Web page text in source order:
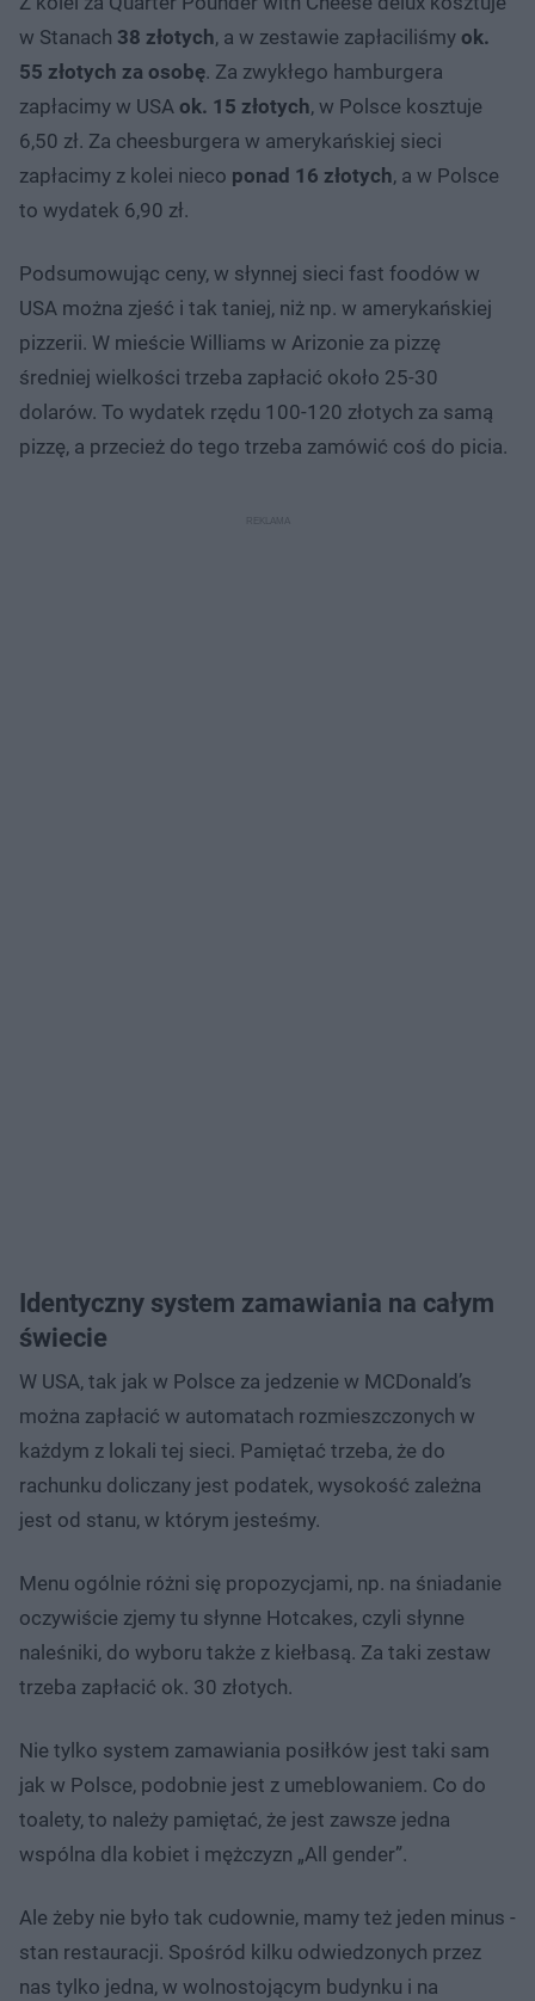
w Stanach 38 złotych, a w zestawie zapłaciliśmy ok.
55 złotych za osobę. Za zwykłego hamburgera
zapłacimy w USA ok. 15 złotych, w Polsce kosztuje
6,50 zł. Za cheesburgera w amerykańskiej sieci
zapłacimy z kolei nieco ponad 16 złotych, a w Polsce
to wydatek 6,90 zł.
Podsumowując ceny, w słynnej sieci fast foodów w
USA można zjeść i tak taniej, niż np. w amerykańskiej
pizzerii. W mieście Williams w Arizonie za pizzę
średniej wielkości trzeba zapłacić około 25-30
dolarów. To wydatek rzędu 100-120 złotych za samą
pizzę, a przecież do tego trzeba zamówić coś do picia.
Identyczny system zamawiania na całym
świecie
W USA, tak jak w Polsce za jedzenie w MCDonald’s
można zapłacić w automatach rozmieszczonych w
każdym z lokali tej sieci. Pamiętać trzeba, że do
rachunku doliczany jest podatek, wysokość zależna
jest od stanu, w którym jesteśmy.
Menu ogólnie różni się propozycjami, np. na śniadanie
oczywiście zjemy tu słynne Hotcakes, czyli słynne
naleśniki, do wyboru także z kiełbasą. Za taki zestaw
trzeba zapłacić ok. 30 złotych.
Nie tylko system zamawiania posiłków jest taki sam
jak w Polsce, podobnie jest z umeblowaniem. Co do
toalety, to należy pamiętać, że jest zawsze jedna
wspólna dla kobiet i mężczyzn „All gender”.
Ale żeby nie było tak cudownie, mamy też jeden minus -
stan restauracji. Spośród kilku odwiedzonych przez
nas tylko jedna, w wolnostojącym budynku i na